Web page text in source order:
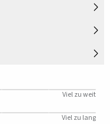
Viel zu weit
Viel zu lang